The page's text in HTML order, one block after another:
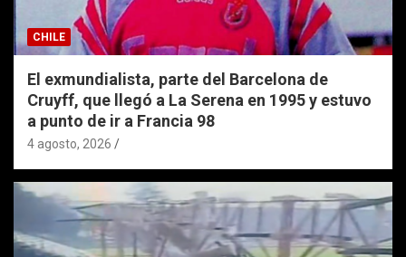
CHILE
El exmundialista, parte del Barcelona de
Cruyff, que llegó a La Serena en 1995 y estuvo
a punto de ir a Francia 98
4 agosto, 2026